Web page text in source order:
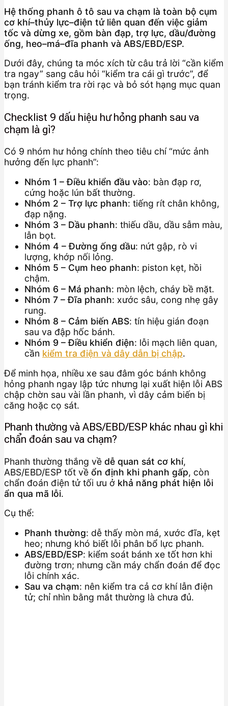
Hệ thống phanh ô tô sau va chạm là toàn bộ cụm
cơ khí–thủy lực–điện tử liên quan đến việc giảm
tốc và dừng xe, gồm bàn đạp, trợ lực, dầu/đường
ống, heo–má–đĩa phanh và ABS/EBD/ESP.
Dưới đây, chúng ta móc xích từ câu trả lời “cần kiểm
tra ngay” sang câu hỏi “kiểm tra cái gì trước”, để
bạn tránh kiểm tra rời rạc và bỏ sót hạng mục quan
trọng.
Checklist 9 dấu hiệu hư hỏng phanh sau va
chạm là gì?
Có 9 nhóm hư hỏng chính theo tiêu chí “mức ảnh
hưởng đến lực phanh”:
Nhóm 1 – Điều khiển đầu vào: bàn đạp rơ,
cứng hoặc lún bất thường.
Nhóm 2 – Trợ lực phanh: tiếng rít chân không,
đạp nặng.
Nhóm 3 – Dầu phanh: thiếu dầu, dầu sẫm màu,
lẫn bọt.
Nhóm 4 – Đường ống dầu: nứt gập, rò vi
lượng, khớp nối lỏng.
Nhóm 5 – Cụm heo phanh: piston kẹt, hồi
chậm.
Nhóm 6 – Má phanh: mòn lệch, cháy bề mặt.
Nhóm 7 – Đĩa phanh: xước sâu, cong nhẹ gây
rung.
Nhóm 8 – Cảm biến ABS: tín hiệu gián đoạn
sau va đập hốc bánh.
Nhóm 9 – Điều khiển điện: lỗi mạch liên quan,
cần kiểm tra điện và dây dẫn bị chập.
Để minh họa, nhiều xe sau đâm góc bánh không
hỏng phanh ngay lập tức nhưng lại xuất hiện lỗi ABS
chập chờn sau vài lần phanh, vì dây cảm biến bị
căng hoặc cọ sát.
Phanh thường và ABS/EBD/ESP khác nhau gì khi
chẩn đoán sau va chạm?
Phanh thường thắng về dễ quan sát cơ khí,
ABS/EBD/ESP tốt về ổn định khi phanh gấp, còn
chẩn đoán điện tử tối ưu ở khả năng phát hiện lỗi
ẩn qua mã lỗi.
Cụ thể:
Phanh thường: dễ thấy mòn má, xước đĩa, kẹt
heo; nhưng khó biết lỗi phân bổ lực phanh.
ABS/EBD/ESP: kiểm soát bánh xe tốt hơn khi
đường trơn; nhưng cần máy chẩn đoán để đọc
lỗi chính xác.
Sau va chạm: nên kiểm tra cả cơ khí lẫn điện
tử; chỉ nhìn bằng mắt thường là chưa đủ.